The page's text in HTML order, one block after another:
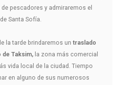
de pescadores y admiraremos el
Santa Sofía.
la tarde brindaremos un traslado
de Taksim, la zona más comercial
vida local de la ciudad. Tiempo
en alguno de sus numerosos